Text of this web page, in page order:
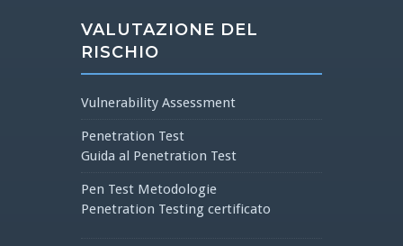
VALUTAZIONE DEL
RISCHIO
Vulnerability Assessment
Penetration Test
Guida al Penetration Test
Pen Test Metodologie
Penetration Testing certificato